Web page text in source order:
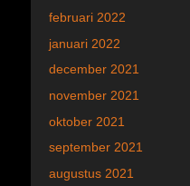
februari 2022
januari 2022
december 2021
november 2021
oktober 2021
september 2021
augustus 2021